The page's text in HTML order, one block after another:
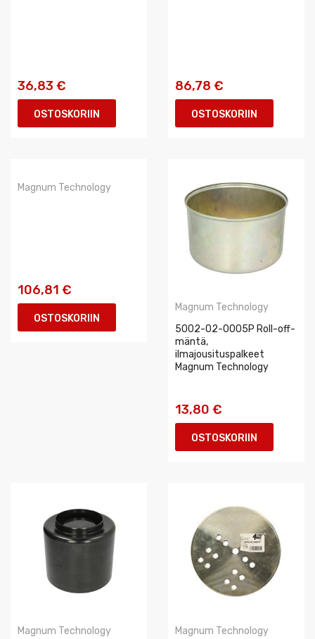
36,83 €
OSTOSKORIIN
86,78 €
OSTOSKORIIN
Magnum Technology
106,81 €
OSTOSKORIIN
Magnum Technology
5002-02-0005P Roll-off-
mäntä,
ilmajousituspalkeet
Magnum Technology
13,80 €
OSTOSKORIIN
Magnum Technology Magnum Technology